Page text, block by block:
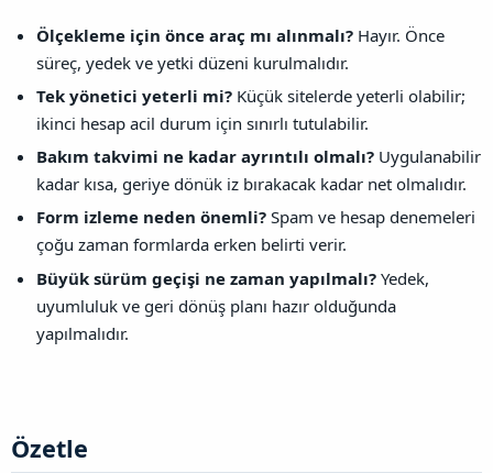
Ölçekleme için önce araç mı alınmalı? Hayır. Önce
süreç, yedek ve yetki düzeni kurulmalıdır.
Tek yönetici yeterli mi? Küçük sitelerde yeterli olabilir;
ikinci hesap acil durum için sınırlı tutulabilir.
Bakım takvimi ne kadar ayrıntılı olmalı? Uygulanabilir
kadar kısa, geriye dönük iz bırakacak kadar net olmalıdır.
Form izleme neden önemli? Spam ve hesap denemeleri
çoğu zaman formlarda erken belirti verir.
Büyük sürüm geçişi ne zaman yapılmalı? Yedek,
uyumluluk ve geri dönüş planı hazır olduğunda
yapılmalıdır.
Özetle​